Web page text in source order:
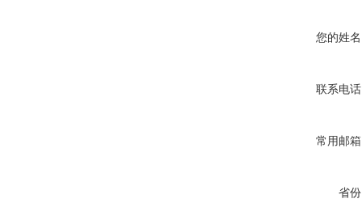
您的姓
联系电
常用邮
省